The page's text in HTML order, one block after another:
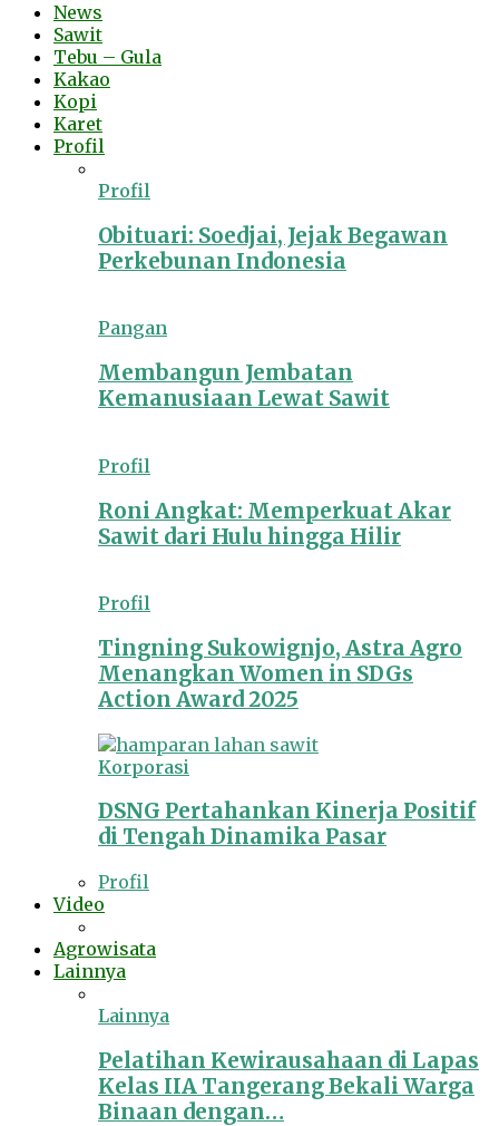
News
Sawit
Tebu – Gula
Kakao
Kopi
Karet
Profil
Profil
Obituari: Soedjai, Jejak Begawan
Perkebunan Indonesia
Pangan
Membangun Jembatan
Kemanusiaan Lewat Sawit
Profil
Roni Angkat: Memperkuat Akar
Sawit dari Hulu hingga Hilir
Profil
Tingning Sukowignjo, Astra Agro
Menangkan Women in SDGs
Action Award 2025
Korporasi
DSNG Pertahankan Kinerja Positif
di Tengah Dinamika Pasar
Profil
Video
Agrowisata
Lainnya
Lainnya
Pelatihan Kewirausahaan di Lapas
Kelas IIA Tangerang Bekali Warga
Binaan dengan…